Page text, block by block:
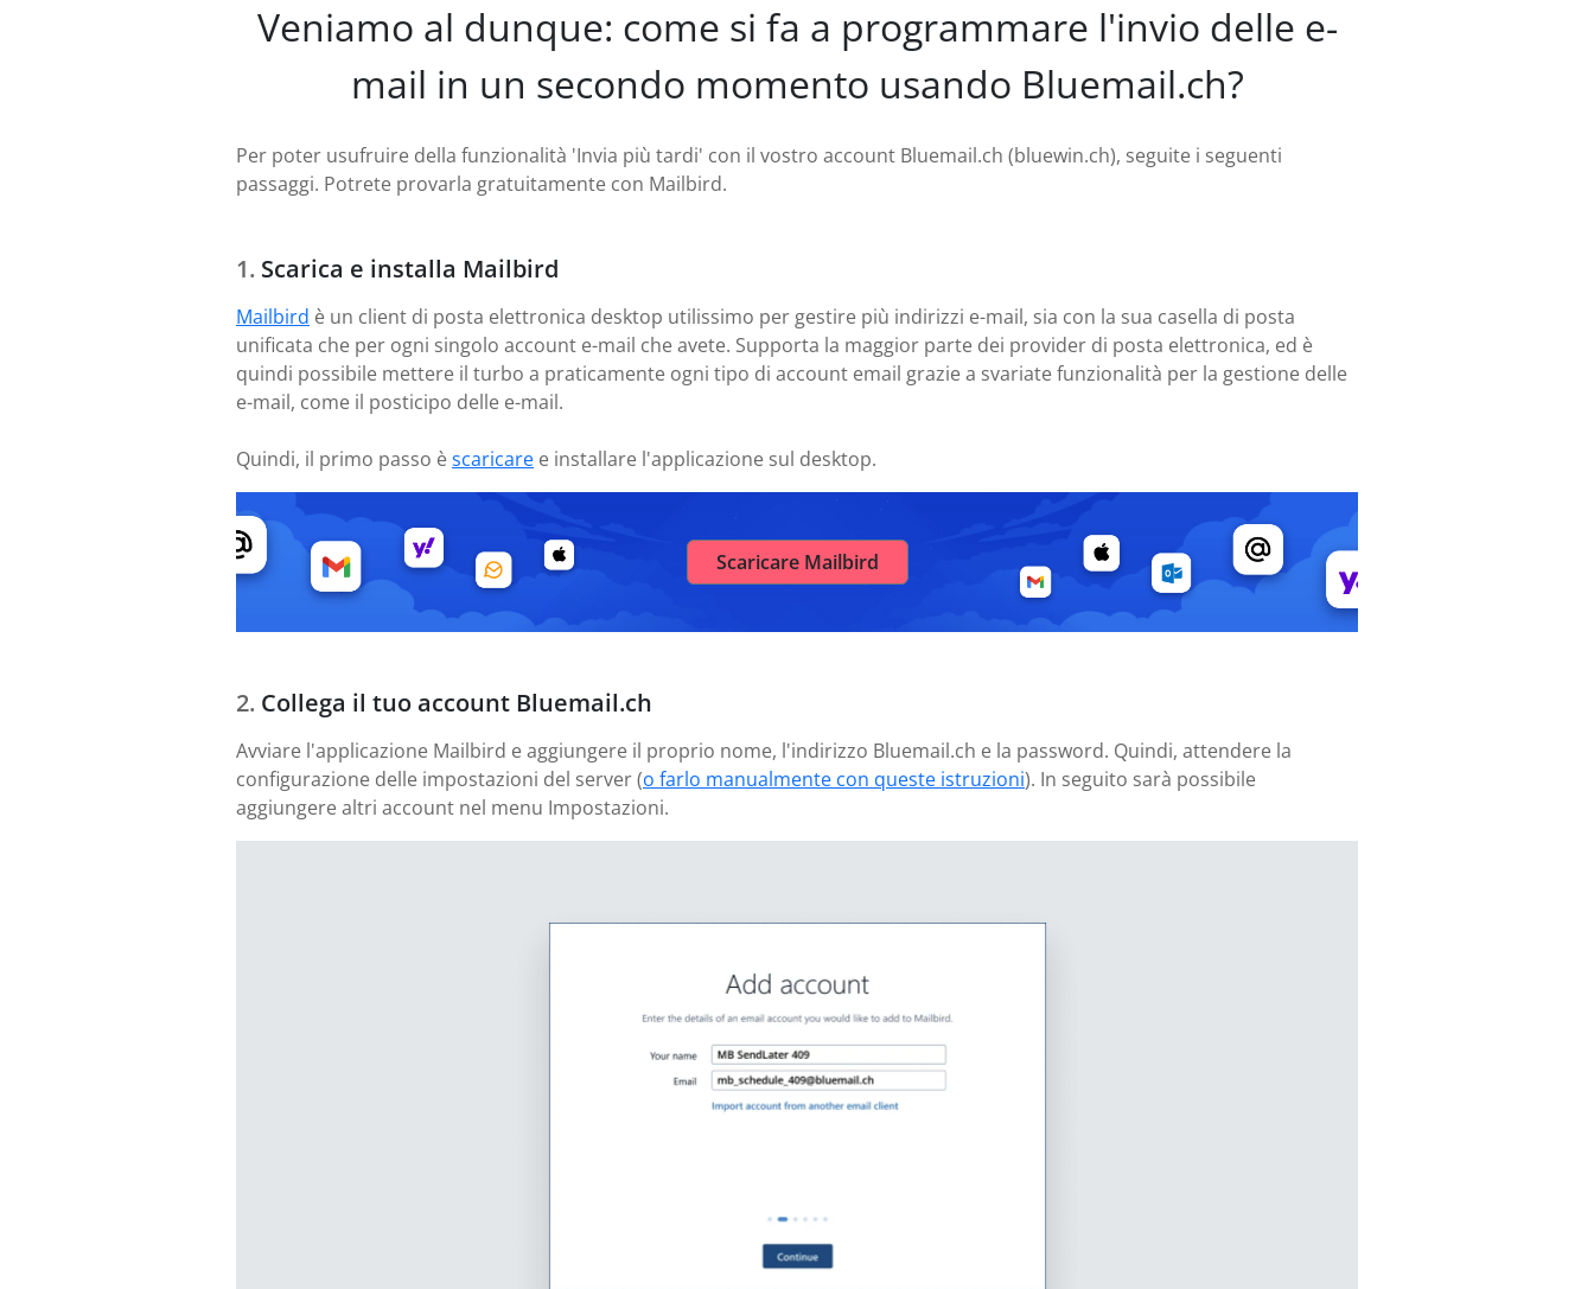
Veniamo al dunque: come si fa a programmare l'invio delle e-
mail in un secondo momento usando Bluemail.ch?
Per poter usufruire della funzionalità 'Invia più tardi' con il vostro account Bluemail.ch (bluewin.ch), seguite i seguenti
passaggi. Potrete provarla gratuitamente con Mailbird.
Scarica e installa Mailbird
Mailbird è un client di posta elettronica desktop utilissimo per gestire più indirizzi e-mail, sia con la sua casella di posta
unificata che per ogni singolo account e-mail che avete. Supporta la maggior parte dei provider di posta elettronica, ed è
quindi possibile mettere il turbo a praticamente ogni tipo di account email grazie a svariate funzionalità per la gestione delle
e-mail, come il posticipo delle e-mail.
Quindi, il primo passo èscaricare e installare l'applicazione sul desktop.
Scaricare Mailbird
Collega il tuo account Bluemail.ch
Avviare l'applicazione Mailbird e aggiungere il proprio nome, l'indirizzo Bluemail.ch e la password. Quindi, attendere la
configurazione delle impostazioni del server (o farlo manualmente con queste istruzioni). In seguito sarà possibile
aggiungere altri account nel menu Impostazioni.